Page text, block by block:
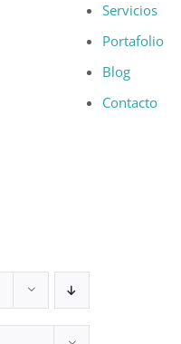
Servicios
Portafolio
Blog
Contacto